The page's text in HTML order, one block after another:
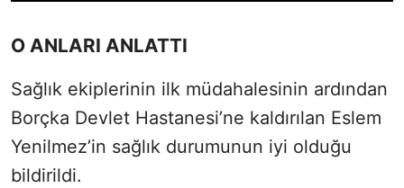
O ANLARI ANLATTI
Sağlık ekiplerinin ilk müdahalesinin ardından
Borçka Devlet Hastanesi’ne kaldırılan Eslem
Yenilmez’in sağlık durumunun iyi olduğu
bildirildi.